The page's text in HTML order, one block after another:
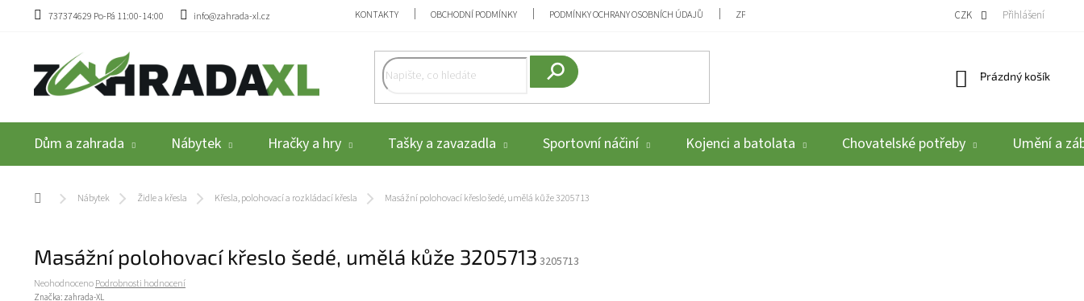
Přejít na obsah
737374629 Po-Pá 11:00-14:00 info@zahrada-xl.cz KONTAKTY OBCHODNÍ PODMÍNKY PODMÍNKY OCHRANY OSOBNÍCH ÚDAJŮ ZPĚTNÝ ODBĚR VYSLOUŽILÝCH ELEKTROZAŘÍZENÍ / BATERIÍ REKLAMACE A
CZK Přihlášení
Nákupní košík
Prázdný košík
Dům a zahrada Nábytek Hračky a hry Tašky a zavazadla Sportovní náčiní Kojenci a batolata Chovatelské potřeby Umění a
Domů Nábytek Židle a křesla Křesla, polohovací a rozkládací křesla Masážní polohovací křeslo šedé, umělá kůže 3205713
Masážní polohovací křeslo šedé, umělá kůže 3205713 3205713
Průměrné hodnocení produktu je 0,0 z 5 hvězdiček.
NeohodnocenoPodrobnosti hodnocení
Značka: zahrada-XL